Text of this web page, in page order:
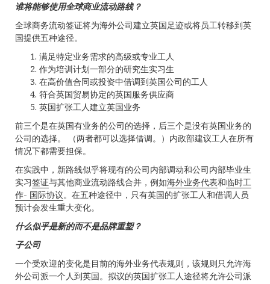
谁将能够使用全球商业流动路线？
全球商务流动签证将为海外公司建立英国足迹或将员工转移到英
国提供五种途径。
满足特定业务需求的高级或专业工人
作为培训计划一部分的研究生实习生
在高价值合同或投资中借调到英国公司的工人
符合英国贸易协定的英国服务供应商
英国扩张工人建立英国业务
前三个是在英国有业务的公司的选择，后三个是没有英国业务的
公司的选择。 （两者都可以选择借调。）内政部建议工人在所有
情况下都需要担保。
在实践中，新路线似乎将现有的公司内部调动和公司内部毕业生
实习签证与其他商业流动路线合并，例如海外业务代表和临时工
作- 国际协议。在五种途径中，只有英国的扩张工人和借调人员
预计会发生重大变化。
什么似乎是新的而不是品牌重塑？
子公司
一个受欢迎的变化是目前的海外业务代表规则，该规则只允许海
外公司派一个人到英国。拟议的英国扩张工人途径将允许公司派